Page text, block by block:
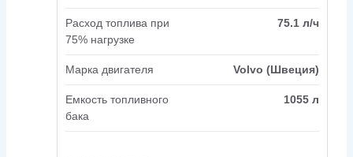
Расход топлива при
75% нагрузке
75.1 л/ч
Марка двигателя Volvo (Швеция)
Емкость топливного
бака
1055 л